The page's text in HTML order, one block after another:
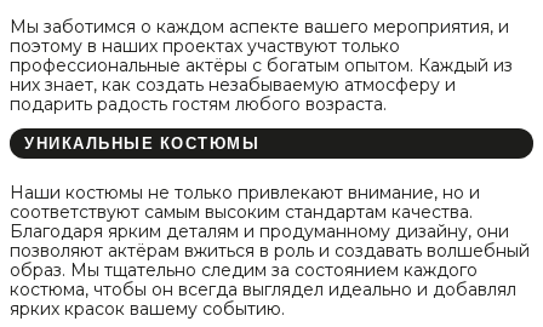
Мы заботимся о каждом аспекте вашего мероприятия, и
поэтому в наших проектах участвуют только
профессиональные актёры с богатым опытом. Каждый из
них знает, как создать незабываемую атмосферу и
подарить радость гостям любого возраста.
УНИКАЛЬНЫЕ КОСТЮМЫ
Наши костюмы не только привлекают внимание, но и
соответствуют самым высоким стандартам качества.
Благодаря ярким деталям и продуманному дизайну, они
позволяют актёрам вжиться в роль и создавать волшебный
образ. Мы тщательно следим за состоянием каждого
костюма, чтобы он всегда выглядел идеально и добавлял
ярких красок вашему событию.